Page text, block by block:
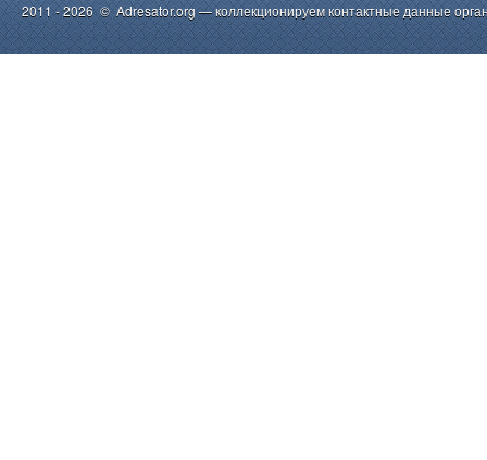
2011 - 2026 © Adresator.org — коллекционируем контактные данные